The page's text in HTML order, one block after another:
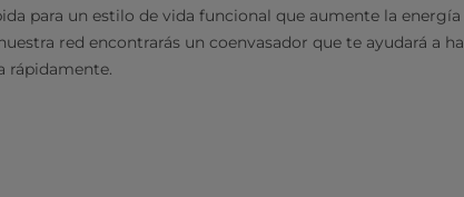
para un estilo de vida funcional que aumente la
red encontrarás un coenvasador que te ayudará a
rápidamente.